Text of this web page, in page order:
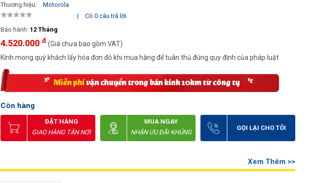
Thương hiệu:
Motorola
|
Có 0 câu trả lời
Bảo hành: 12 Tháng
4.520.000 đ (Giá chưa bao gồm VAT)
Kính mong quý khách lấy hóa đơn đỏ khi mua hàng để tuân thủ đúng quy định của pháp luật
Còn hàng
ĐẶT HÀNG
GIAO HÀNG TẬN NƠI
MUA NGAY
NHẬN ƯU ĐÃI KHỦNG
GỌI LẠI CHO TÔI
Xem Thêm >>